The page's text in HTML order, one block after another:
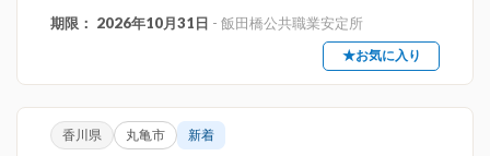
期限： 2026年10月31日 - 飯田橋公共職業安定所
★お気に入り
香川県 丸亀市 新着